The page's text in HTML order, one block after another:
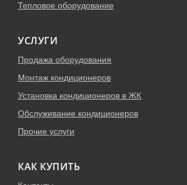
Тепловое оборудование
УСЛУГИ
Продажа оборудования
Монтаж кондиционеров
Установка кондиционеров в ЖК
Обслуживание кондиционеров
Прочие услуги
КАК КУПИТЬ